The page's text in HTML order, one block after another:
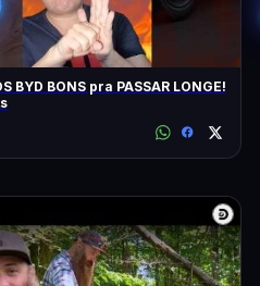
BYD BONS pra PASSAR LONGE!